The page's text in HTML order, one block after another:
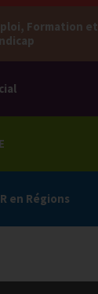
Formation et
en Régions